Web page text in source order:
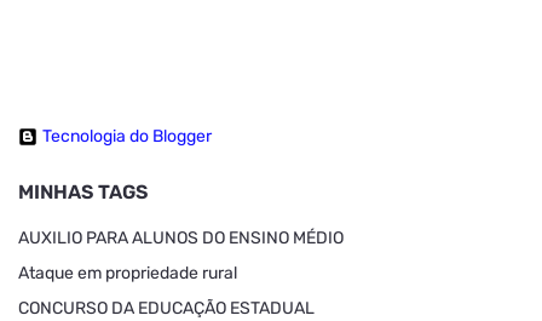
Tecnologia do Blogger
MINHAS TAGS
AUXILIO PARA ALUNOS DO ENSINO MÉDIO
Ataque em propriedade rural
CONCURSO DA EDUCAÇÃO ESTADUAL